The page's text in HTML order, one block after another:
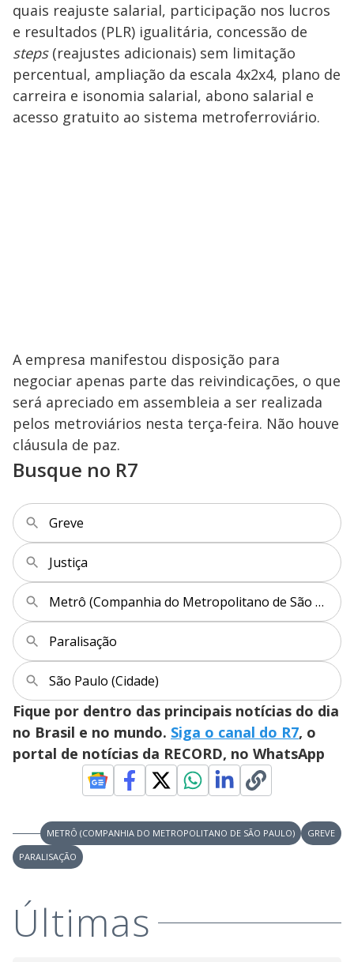
quais reajuste salarial, participação nos lucros
e resultados (PLR) igualitária, concessão de
steps (reajustes adicionais) sem limitação
percentual, ampliação da escala 4x2x4, plano de
carreira e isonomia salarial, abono salarial e
acesso gratuito ao sistema metroferroviário.
A empresa manifestou disposição para
negociar apenas parte das reivindicações, o que
será apreciado em assembleia a ser realizada
pelos metroviários nesta terça-feira. Não houve
cláusula de paz.
Busque no R7
Greve
Justiça
Metrô (Companhia do Metropolitano de São Paulo)
Paralisação
São Paulo (Cidade)
Fique por dentro das principais notícias do dia
no Brasil e no mundo. Siga o canal do R7, o
portal de notícias da RECORD, no WhatsApp
METRÔ (COMPANHIA DO METROPOLITANO DE SÃO PAULO)
GREVE
PARALISAÇÃO
Últimas